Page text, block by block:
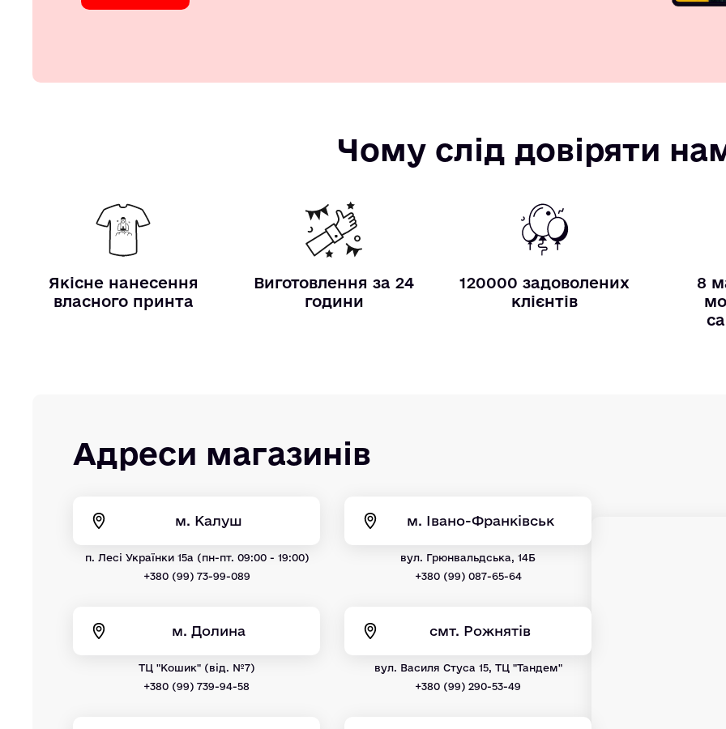
Чому слід довіряти
Якісне нанесення
власного принта
Виготовлення за 24
години
120000 задоволених
клієнтів
8
Адреси магазинів
м. Калуш
п. Лесі Українки 15а (пн-пт. 09:00 - 19:00)
+380 (99) 73-99-089
м. Івано-Франківськ
вул. Грюнвальдська, 14Б
+380 (99) 087-65-64
м. Долина
ТЦ "Кошик" (від. №7)
+380 (99) 739-94-58
смт. Рожнятів
вул. Василя Стуса 15, ТЦ "Тандем"
+380 (99) 290-53-49